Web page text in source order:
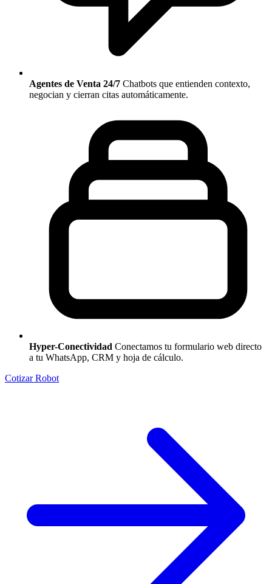
Agentes de Venta 24/7 Chatbots que entienden contexto,
negocian y cierran citas automáticamente.
Hyper-Conectividad Conectamos tu formulario web directo
a tu WhatsApp, CRM y hoja de cálculo.
Cotizar Robot